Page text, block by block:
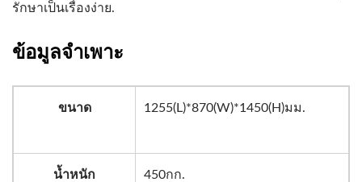
รักษาเป็นเรื่องง่าย.
ข้อมูลจำเพาะ
ขนาด 1255(L)*870(W)*1450(H)มม.
น้ำหนัก 450กก.